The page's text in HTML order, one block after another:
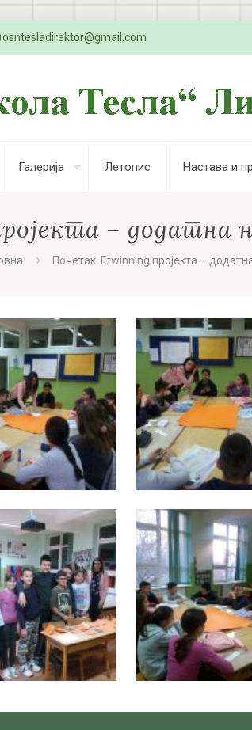
osntesladirektor@gmail.com
Галерија Летопис Настава и
– додатна
Почетак Etwinning пројекта –